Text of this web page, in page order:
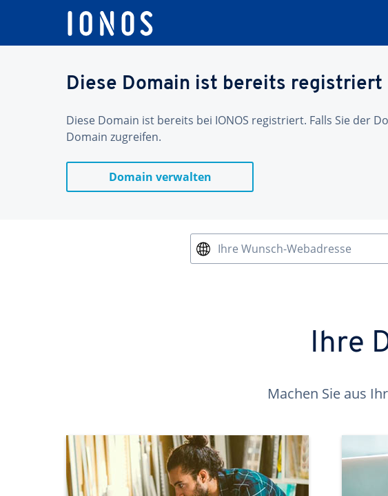
Diese Domain ist bereits registriert
Diese Domain ist bereits bei IONOS registriert. Falls Sie der
Domain zugreifen.
Domain verwalten
Ihre Wunsch-Webadresse
Ihre
Machen Sie aus